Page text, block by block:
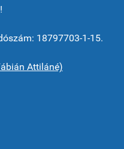
18797703-1-15.
Attiláné)